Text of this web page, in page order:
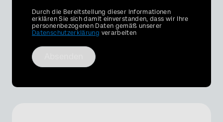
Privacy
Optin
Durch die Bereitstellung dieser Informationen
erklären Sie sich damit einverstanden, dass wir Ihre
personenbezogenen Daten gemäß unserer
Datenschutzerklärung verarbeiten